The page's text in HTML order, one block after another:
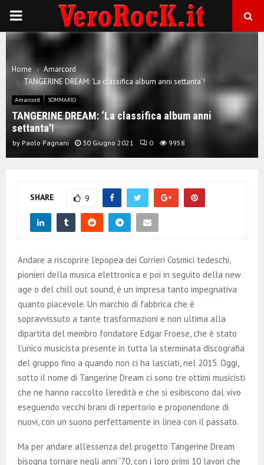
P
M
A
N
U
Home
Amarcord
TANGERINE DREAM: ‘La classifica album anni settanta’!
Amarcord SOMMARIO
TANGERINE DREAM: ‘La classifica album anni
settanta’!
by Paolo Pagnani 30 Giugno 2021 0 9958
SHARE 9
Andare a riscoprire l’epopea dei Corrieri Cosmici tedeschi,
pionieri della musica elettronica e poi in seguito della new
age o del chill out sound, è un impresa tanto impegnativa
quanto piacevole. Un marchio di fabbrica che è
sopravvissuto a tante trasformazioni e non ultima alla
dipartita del membro fondatore Edgar Froese, che è stato
l’unico musicista presente in tutta la sterminata discografia
del gruppo fino a quando non ci ha lasciati, nel 2015. Oggi,
sotto il nome di Tangerine Dream ci sono tre ottimi musicisti
che ne hanno raccolto l’eredità e che si esibiscono dal vivo
eseguendo vecchi brani di repertorio e proponendone di
nuovi, con un suono perfettamente in linea con il passato.
Ma per andare all’essenza del progetto Tangerine Dream
bisogna tornare negli anni ‘70, con i loro primi 10 lavori che